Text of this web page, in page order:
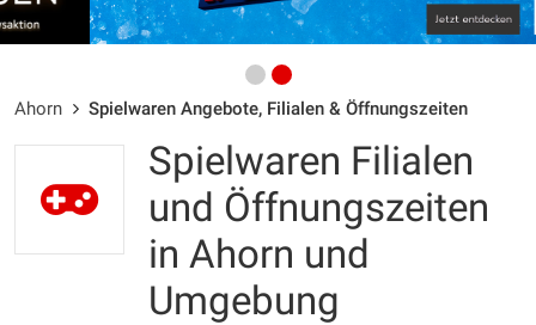
Ahorn Spielwaren Angebote, Filialen & Öffnungszeiten
Spielwaren Filialen
und Öffnungszeiten
in Ahorn und
Umgebung